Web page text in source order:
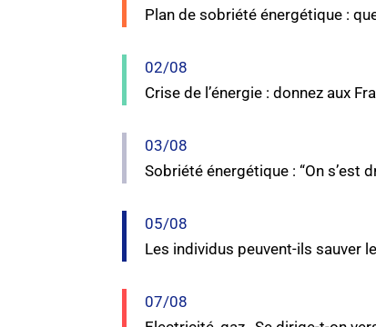
Plan de sobriété énergétique :
02/08
Crise de l’énergie : donnez aux
03/08
Sobriété énergétique : “On s’est
05/08
Les individus peuvent-ils sauver
07/08